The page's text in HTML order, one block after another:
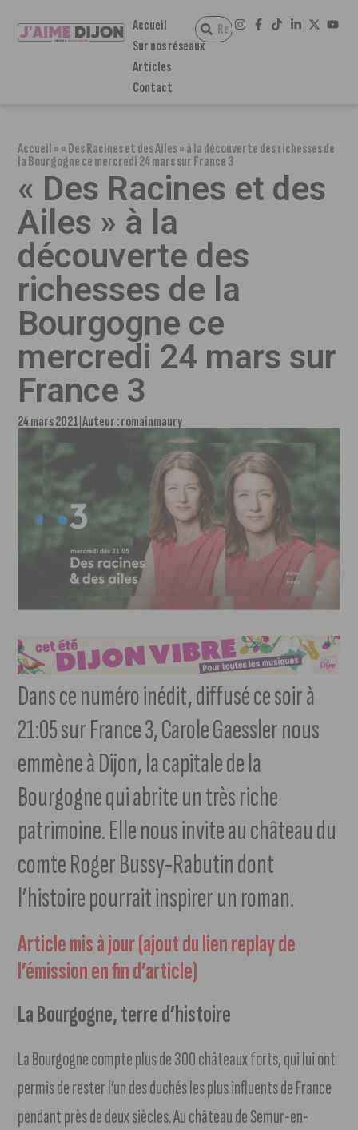
Accueil
Sur nos réseaux
Articles
Contact
Accueil»« Des Racines et des Ailes » à la découverte des richesses de
la Bourgogne ce mercredi 24 mars sur France 3
« Des Racines et des
Ailes » à la
découverte des
richesses de la
Bourgogne ce
mercredi 24 mars sur
France 3
24 mars 2021 Auteur :romainmaury
Dans ce numéro inédit, diffusé ce soir à
21:05 sur France 3, Carole Gaessler nous
emmène à Dijon, la capitale de la
Bourgogne qui abrite un très riche
patrimoine. Elle nous invite au château du
comte Roger Bussy-Rabutin dont
l’histoire pourrait inspirer un roman.
Article mis à jour (ajout du lien replay de
l’émission en fin d’article)
La Bourgogne, terre d’histoire
La Bourgogne compte plus de 300 châteaux forts, qui lui ont
permis de rester l’un des duchés les plus influents de France
pendant près de deux siècles. Au château de Semur-en-